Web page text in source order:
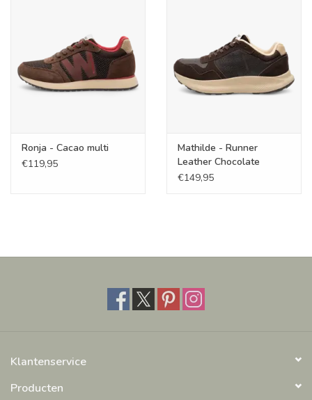
Ronja - Cacao multi
€119,95
Mathilde - Runner
Leather Chocolate
€149,95
Klantenservice
Producten